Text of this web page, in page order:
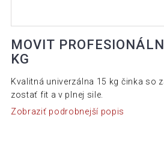
MOVIT
KG
Kvalitná univerzálna 15 kg činka so
zostať fit a v plnej sile.
Zobraziť podrobnejší popis